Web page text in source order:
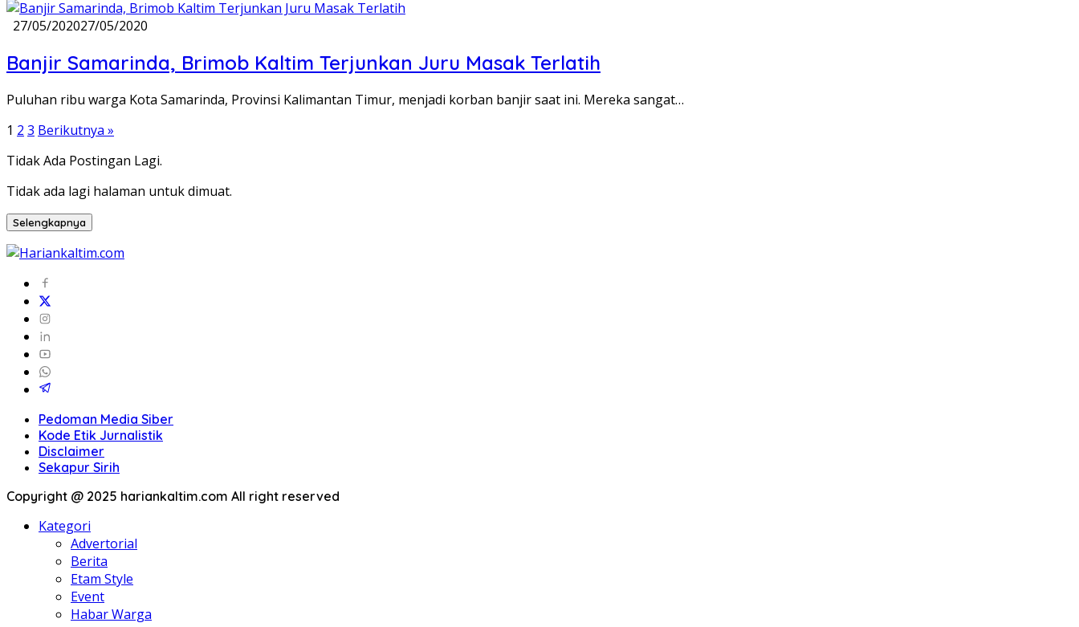
27/05/202027/05/2020
Banjir Samarinda, Brimob Kaltim Terjunkan Juru Masak Terlatih
Puluhan ribu warga Kota Samarinda, Provinsi Kalimantan Timur, menjadi korban banjir saat ini. Mereka sangat…
Paginasi
pos
1 2 3 Berikutnya »
Tidak Ada Postingan Lagi.
Tidak ada lagi halaman untuk dimuat.
Selengkapnya
Pedoman Media Siber
Kode Etik Jurnalistik
Disclaimer
Sekapur Sirih
Copyright @ 2025 hariankaltim.com All right reserved
Kategori
Advertorial
Berita
Etam Style
Event
Habar Warga